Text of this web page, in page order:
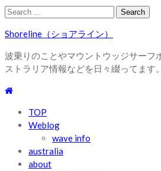
Skip
navigation
Skip
content
Search
Shoreline（ショアライン）
波乗りのことやマウントウッジサーフ
ストラリア情報などを日々綴ってます。
TOP
Weblog
wave info
australia
about